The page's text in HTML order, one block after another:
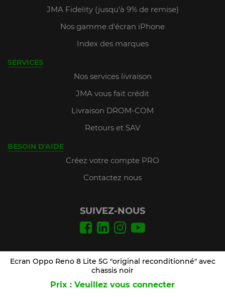
Ecran Oppo Reno 8 Lite 5G "original reconditionné" avec
chassis noir
Prix : Veuillez vous connecter
JMA Fidelity (jusqu'à 9% de remise)
Nos gamme d'écran iPhone
Index des marques
SERVICES
Nos services livraison
JMA vous fait crédit
Livraison DROM-COM
Retours et SAV
BESOIN D'AIDE
Créez votre compte PRO
Contactez nous
SUIVEZ-NOUS
Mentions légales
Plan du site